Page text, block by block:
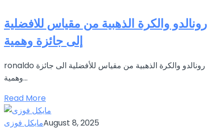
رونالدو والكرة الذهبية من مقياس للافضلية
إلى جائزة وهمية
ronaldo رونالدو والكرة الذهبية من مقياس للأفضلية الى جائزة
وهمية...
Read More
مايكل فوزىAugust 8, 2025